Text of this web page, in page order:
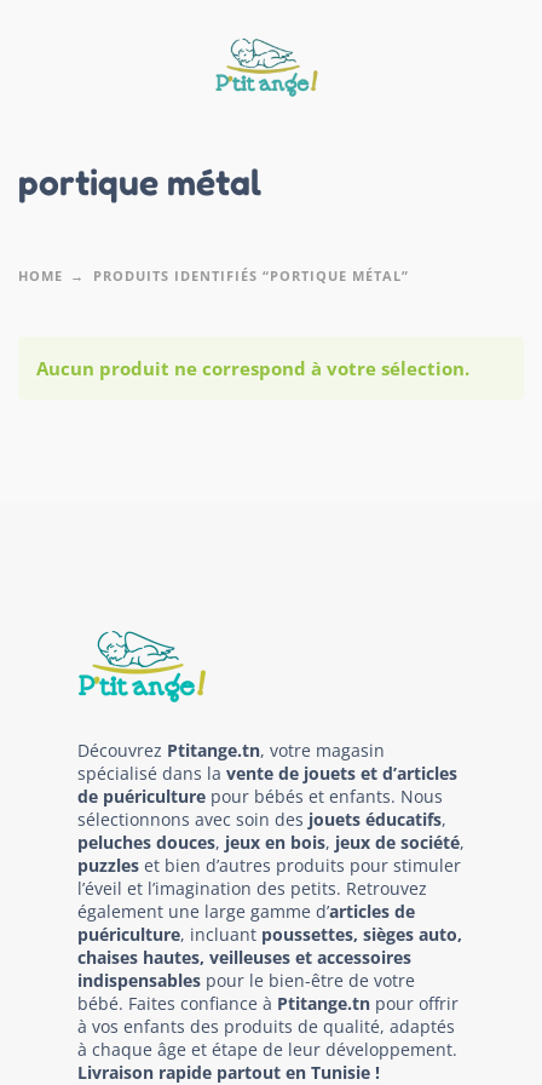
portique métal
HOME PRODUITS IDENTIFIÉS “PORTIQUE MÉTAL”
Aucun produit ne correspond à votre sélection.
Découvrez Ptitange.tn, votre magasin
spécialisé dans la vente de jouets et d’articles
de puériculture pour bébés et enfants. Nous
sélectionnons avec soin des jouets éducatifs,
peluches douces, jeux en bois, jeux de société,
puzzles et bien d’autres produits pour stimuler
l’éveil et l’imagination des petits. Retrouvez
également une large gamme d’articles de
puériculture, incluant poussettes, sièges auto,
chaises hautes, veilleuses et accessoires
indispensables pour le bien-être de votre
bébé. Faites confiance à Ptitange.tn pour offrir
à vos enfants des produits de qualité, adaptés
à chaque âge et étape de leur développement.
Livraison rapide partout en Tunisie !